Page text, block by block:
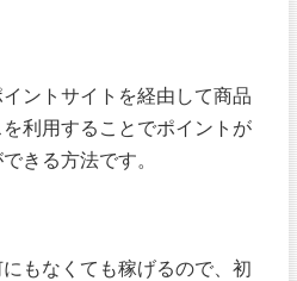
ントサイトを経由して商品
利用することでポイントが
きる方法です。
もなくても稼げるので、初